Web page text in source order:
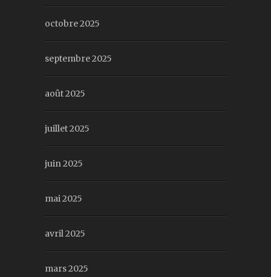
octobre 2025
septembre 2025
août 2025
juillet 2025
juin 2025
mai 2025
avril 2025
mars 2025